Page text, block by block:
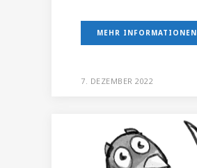
MEHR INFORMATIONEN
7. DEZEMBER 2022